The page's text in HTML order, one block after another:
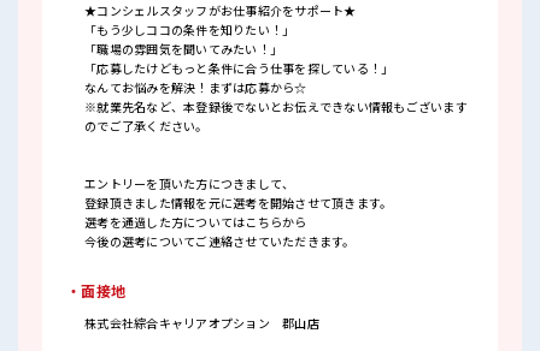
★コンシェルスタッフがお仕事紹介をサポート★
「もう少しココの条件を知りたい！」
「職場の雰囲気を聞いてみたい！」
「応募したけどもっと条件に合う仕事を探している！」
なんてお悩みを解決！まずは応募から☆
※就業先名など、本登録後でないとお伝えできない情報もございます
のでご了承ください。
エントリーを頂いた方につきまして、
登録頂きました情報を元に選考を開始させて頂きます。
選考を通過した方についてはこちらから
今後の選考についてご連絡させていただきます。
・面接地
株式会社綜合キャリアオプション 郡山店